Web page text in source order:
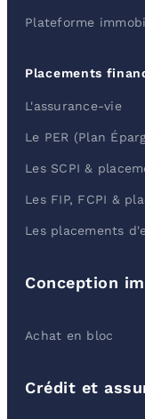
Plateforme
Placements
L'assurance-vie
Le PER (Plan
Les SCPI &
Les FIP, FCPI &
Les placements
Conception
Achat en bloc
Crédit et